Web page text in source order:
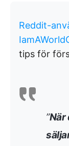
Reddit-
tips för
”När